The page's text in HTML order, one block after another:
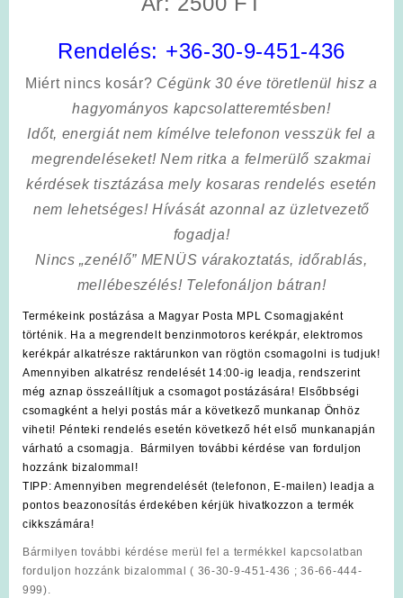
Rendelés: +36-30-9-451-436
Miért nincs kosár? Cégünk 30 éve töretlenül hisz a
hagyományos kapcsolatteremtésben!
Időt, energiát nem kímélvetelefonon vesszük fel a
megrendeléseket! Nem ritka a felmerülő szakmai
kérdések tisztázása mely kosaras rendelés esetén
nem lehetséges! Hívását azonnal az üzletvezető
fogadja!
Nincs „zenélő” MENÜS várakoztatás, időrablás,
mellébeszélés! Telefonáljon bátran!
Termékeink postázása a Magyar Posta MPL Csomagjaként
történik. Ha a megrendelt benzinmotoros kerékpár, elektromos
kerékpár alkatrésze raktárunkon van rögtön csomagolni is tudjuk!
Amennyiben alkatrész rendelését 14:00-ig leadja, rendszerint
még aznap összeállítjuk a csomagot postázására! Elsőbbségi
csomagként a helyi postás már a következő munkanap Önhöz
viheti! Pénteki rendelés esetén következő hét első munkanapján
várható a csomagja. Bármilyen további kérdése van forduljon
hozzánk bizalommal!
TIPP: Amennyiben megrendelését (telefonon, E-mailen) leadja a
pontos beazonosítás érdekében kérjük hivatkozzon a termék
cikkszámára!
Bármilyen további kérdése merül fel a termékkel kapcsolatban
forduljon hozzánk bizalommal ( 36-30-9-451-436 ; 36-66-444-
999).